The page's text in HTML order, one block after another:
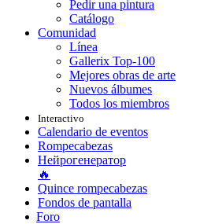
Pedir una pintura
Catálogo
Comunidad
Línea
Gallerix Top-100
Mejores obras de arte
Nuevos álbumes
Todos los miembros
Interactivo
Calendario de eventos
Rompecabezas
Нейрогенератор
🔥
Quince rompecabezas
Fondos de pantalla
Foro